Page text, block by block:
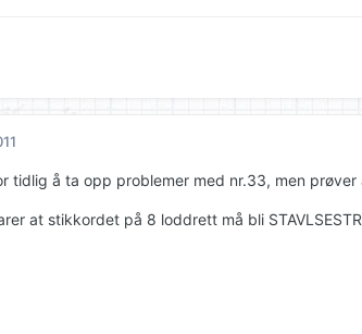
tidlig å ta opp problemer med nr.33, men prøver
at stikkordet på 8 loddrett må bli